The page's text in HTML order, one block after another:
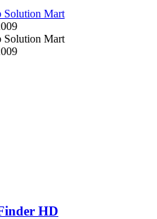
Solution Mart
Solution Mart
HD